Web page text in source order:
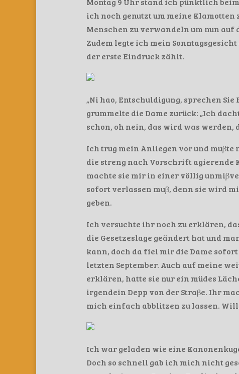
ich noch genutzt um meine
Menschen zu verwandeln um nun
Zudem legte ich mein
der erste Eindruck zählt.
„Ni hao, Entschuldigung, sprechen
grummelte die Dame zurück: „Ich
schon, oh nein, das wird was werden,
Ich trug mein Anliegen vor und
die streng nach Vorschrift agierende
machte sie mir in einer völlig
sofort verlassen muβ, denn sie wird
geben.
Ich versuchte ihr noch zu erklären,
die Gesetzeslage geändert hat und
kann, doch da fiel mir die Dame
letzten September. Auch auf meine
erklären, hatte sie nur ein müdes
irgendein Depp von der Straβe. Ihr
mich einfach abblitzen zu lassen.
Ich war geladen wie eine
Doch so schnell gab ich mich nicht